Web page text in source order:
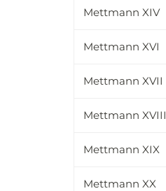
Mettmann XIV
Mettmann XVI
Mettmann XVII
Mettmann XVIII
Mettmann XIX
Mettmann XX